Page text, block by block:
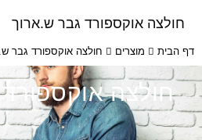
חולצה אוקספורד גבר ש.ארוך
דף הבית מוצרים חולצה אוקספורד גבר
חולצה